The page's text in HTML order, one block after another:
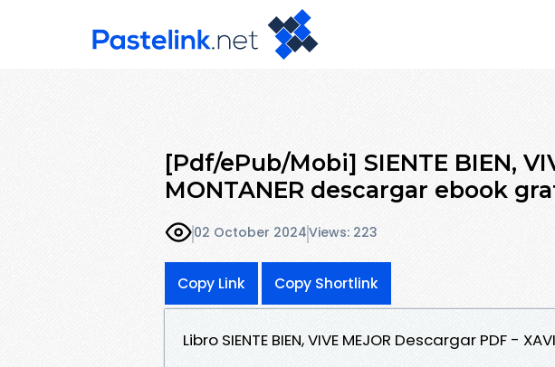
[Pdf/ePub/Mobi] SIENTE BIEN,
MONTANER descargar ebook
02 October 2024Views: 223
Copy Link Copy Shortlink
Libro SIENTE BIEN, VIVE MEJOR Descargar PDF -